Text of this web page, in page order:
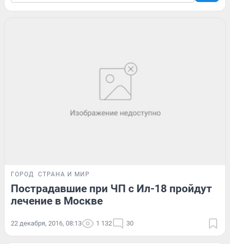
ГОРОД СТРАНА И МИР
Пострадавшие при ЧП с Ил-18 пройдут
лечение в Москве
22 декабря, 2016, 08:13 1 132 30